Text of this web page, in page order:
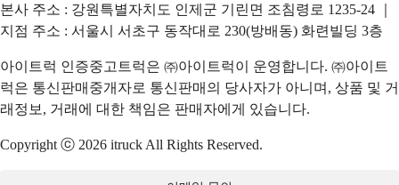
본사 주소 : 강원특별자치도 인제군 기린면 조침령로 1235-24 ｜
지점 주소 : 서울시 서초구 동작대로 230(방배동) 화련빌딩 3층
아이트럭 인증중고트럭은 ㈜아이트럭이 운영합니다. ㈜아이트
럭은 통신판매중개자로 통신판매의 당사자가 아니며, 상품 및 거
래정보, 거래에 대한 책임은 판매자에게 있습니다.
Copyright ⓒ 2026 itruck All Rights Reserved.